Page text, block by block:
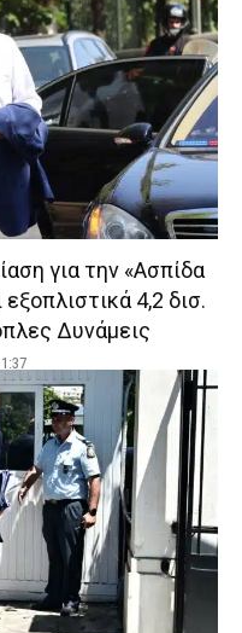
για την «Ασπίδα
4,2 δισ.
Δυνάμεις